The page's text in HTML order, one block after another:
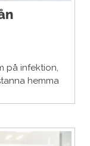
på infektion,
hemma